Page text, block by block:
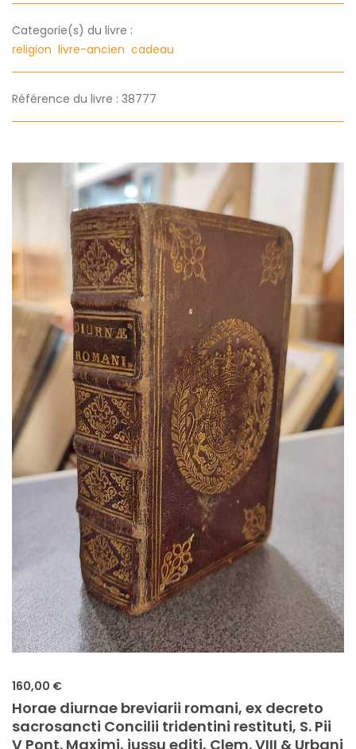
Categorie(s) du livre :
religion livre-ancien cadeau
Référence du livre : 38777
160,00 €
Horae diurnae breviarii romani, ex decreto
sacrosancti Concilii tridentini restituti, S. Pii
V Pont. Maximi, jussu editi, Clem. VIII & Urbani